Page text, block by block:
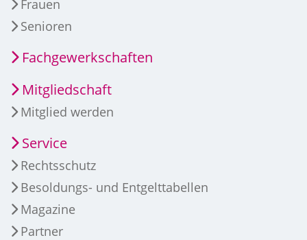
Frauen
Senioren
Fachgewerkschaften
Mitgliedschaft
Mitglied werden
Service
Rechtsschutz
Besoldungs- und Entgelttabellen
Magazine
Partner